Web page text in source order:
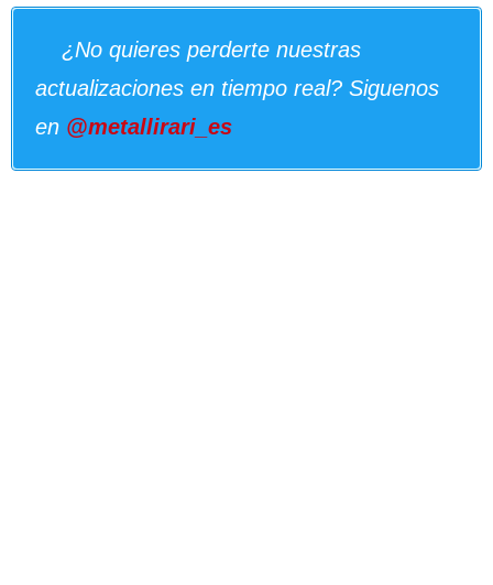
¿No quieres perderte nuestras
actualizaciones en tiempo real? Siguenos
en @metallirari_es